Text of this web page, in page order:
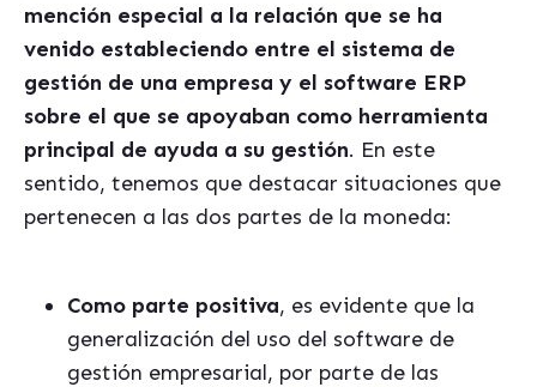
mención especial a la relación que se ha
venido estableciendo entre el sistema de
gestión de una empresa y el software ERP
sobre el que se apoyaban como herramienta
principal de ayuda a su gestión. En este
sentido, tenemos que destacar situaciones que
pertenecen a las dos partes de la moneda:
Como parte positiva, es evidente que la
generalización del uso del software de
gestión empresarial, por parte de las